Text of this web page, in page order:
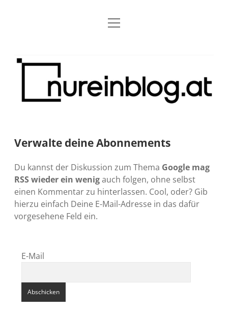
Blog
Archiv
Kontakt
Grundsätze Dropdown-
Kreativitätserklärung
Barrierefreiheit
Meine Fediverse Regeln
barcamper.at – Die österreichische Barcamp Liste
Alleinr – Der Ruheraum im Web (externer Link)
S9y InfoCamp – Der Serendpity Podcast (externer
Link)
Impressum Dropdown-
öffnen
Datenschutz
Microblog
rss
email-mastodon
Menü
Nur
Blog
Verwalte deine Abonnements
Du kannst der Diskussion zum Thema Google mag
RSS wieder ein wenigauch folgen, ohne selbst
einen Kommentar zu hinterlassen. Cool, oder? Gib
hierzu einfach Deine E-Mail-Adresse in das dafür
vorgesehene Feld ein.
E-Mail